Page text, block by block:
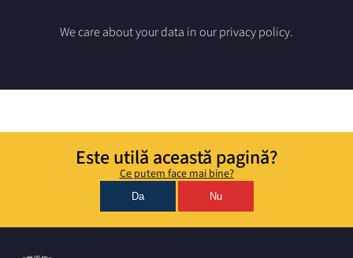
We care about your data in our privacy policy.
Este utilă această pagină?
Ce putem face mai bine?
Da Nu